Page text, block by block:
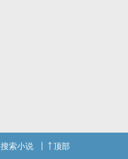
搜索小说 顶部